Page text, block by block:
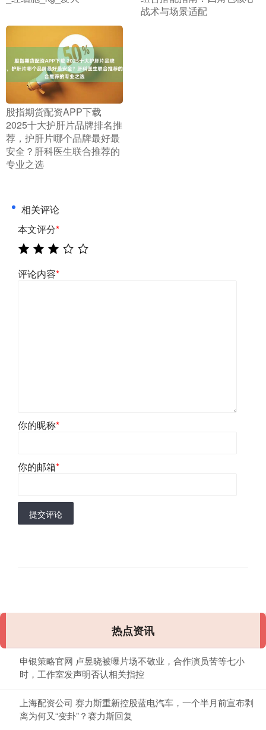
战术与场景适配
​股指期货配资APP下载
2025十大护肝片品牌排名推
荐，护肝片哪个品牌最好最
安全？肝科医生联合推荐的
专业之选
相关评论
本文评分*
评论内容*
你的昵称*
你的邮箱*
提交评论
热点资讯
申银策略官网 卢昱晓被曝片场不敬业，合作演员苦等七小
时，工作室发声明否认相关指控
上海配资公司 赛力斯重新控股蓝电汽车，一个半月前宣布剥
离为何又“变卦”？赛力斯回复